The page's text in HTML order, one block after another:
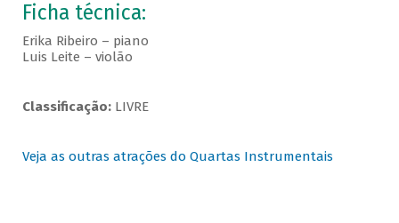
Ficha técnica:
Erika Ribeiro – piano
Luis Leite – violão
Classificação:LIVRE
Veja as outras atrações do Quartas Instrumentais